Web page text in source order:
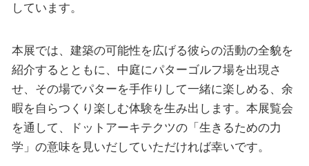
しています。
本展では、建築の可能性を広げる彼らの活動の全貌を
紹介するとともに、中庭にパターゴルフ場を出現さ
せ、その場でパターを手作りして一緒に楽しめる、余
暇を自らつくり楽しむ体験を生み出します。本展覧会
を通して、ドットアーキテクツの「生きるための力
学」の意味を見いだしていただければ幸いです。